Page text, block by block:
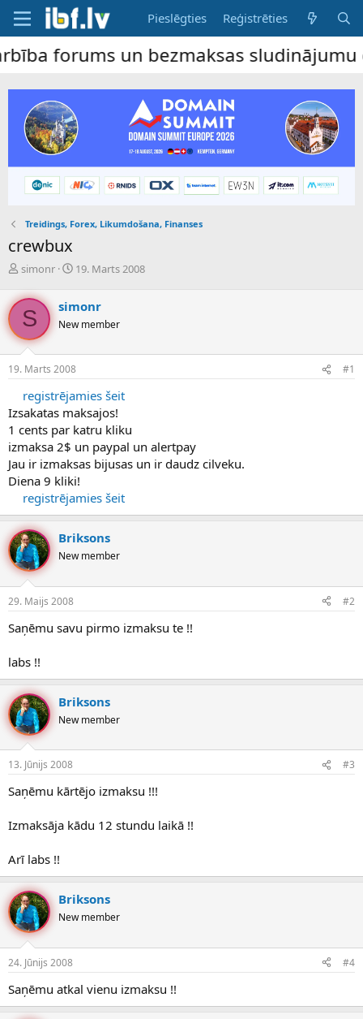
Pieslēgties Reģistrēties
un bezmaksas sludinājumu dēlis
Treidings, Forex, Likumdošana, Finanses
crewbux
P
v
e
d
i
e
n
u
z
s
ā
ē
j
s
simonr
S
u
m
d
a
u
m
s
19. Marts 2008
S simonr
New member
19. Marts 2008 #1
registrējamies šeit
Izsakatas maksajos!
1 cents par katru kliku
izmaksa 2$ un paypal un alertpay
Jau ir izmaksas bijusas un ir daudz cilveku.
Diena 9 kliki!
registrējamies šeit
Briksons
New member
29. Maijs 2008 #2
Saņēmu savu pirmo izmaksu te !!
labs !!
Briksons
New member
13. Jūnijs 2008 #3
Saņēmu kārtējo izmaksu !!!
Izmaksāja kādu 12 stundu laikā !!
Arī labs !!
Briksons
New member
24. Jūnijs 2008 #4
Saņēmu atkal vienu izmaksu !!